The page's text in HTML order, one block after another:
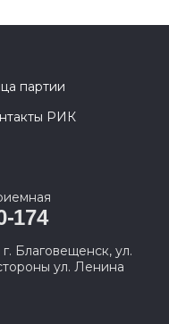
партии
РИК
174
Благовещенск, ул.
ул. Ленина